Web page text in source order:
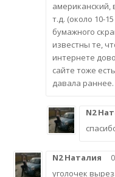
американский,
т.д. (около 10-
бумажного
известны те,
интернете
сайте тоже
давала раннее.
N2
N2 Наталия
уголочек